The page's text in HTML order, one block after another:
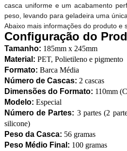
casca uniforme e um acabamento
peso, levando para geladeira uma
Abaixo mais informações do produto e
Configuração do
Tamanho: 185mm x 245mm
Material: PET, Polietileno e pigmento
Formato: Barca Média
Número de Cascas: 2 cascas
Dimensões do Formato: 110mm
Modelo: Especial
Número de Partes: 3 partes (2
silicone)
Peso da Casca: 56 gramas
Peso Médio Final: 100 gramas